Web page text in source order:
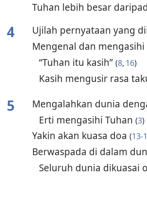
Tuhan lebih besar
4 Ujilah pernyataan yang
Mengenal dan mengasihi
“Tuhan itu kasih”(8, 16)
Kasih mengusir rasa
5 Mengalahkan dunia
Erti mengasihi Tuhan(3)
Yakin akan kuasa doa (13-
Berwaspada di dalam
Seluruh dunia dikuasai